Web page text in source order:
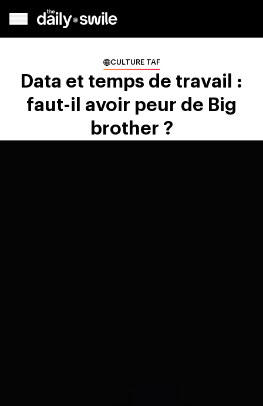
CULTURE TAF
Data et temps de travail :
faut-il avoir peur de Big
brother ?